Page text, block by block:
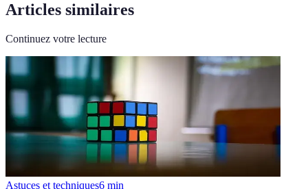
Articles similaires
Continuez votre lecture
Astuces et techniques6 min